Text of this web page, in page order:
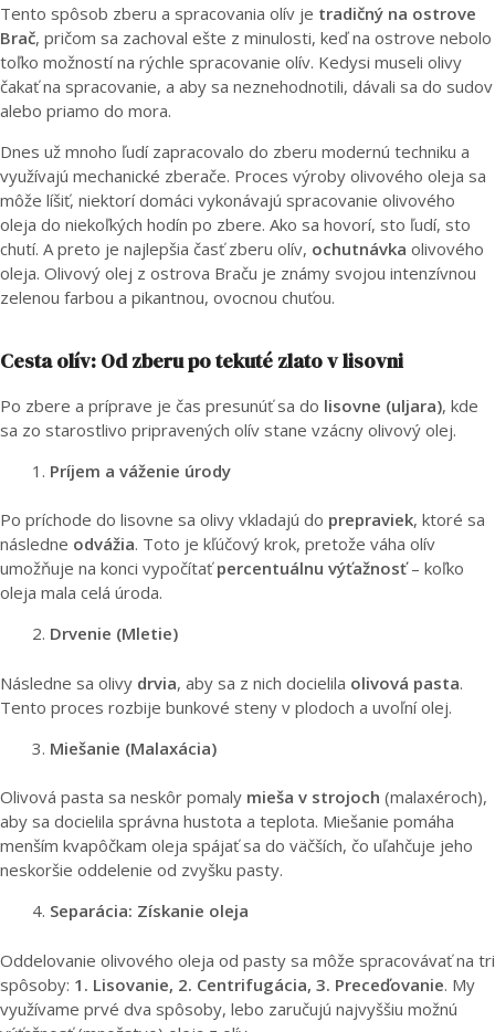
Tento spôsob zberu a spracovania olív je tradičný na ostrove
Brač, pričom sa zachoval ešte z minulosti, keď na ostrove nebolo
toľko možností na rýchle spracovanie olív. Kedysi museli olivy
čakať na spracovanie, a aby sa neznehodnotili, dávali sa do sudov
alebo priamo do mora.
Dnes už mnoho ľudí zapracovalo do zberu modernú techniku a
využívajú mechanické zberače. Proces výroby olivového oleja sa
môže líšiť, niektorí domáci vykonávajú spracovanie olivového
oleja do niekoľkých hodín po zbere. Ako sa hovorí, sto ľudí, sto
chutí. A preto je najlepšia časť zberu olív, ochutnávka olivového
oleja. Olivový olej z ostrova Braču je známy svojou intenzívnou
zelenou farbou a pikantnou, ovocnou chuťou.
Cesta olív: Od zberu po tekuté zlato v lisovni
Po zbere a príprave je čas presunúť sa do lisovne (uljara), kde
sa zo starostlivo pripravených olív stane vzácny olivový olej.
Príjem a váženie úrody
Po príchode do lisovne sa olivy vkladajú do prepraviek, ktoré sa
následne odvážia. Toto je kľúčový krok, pretože váha olív
umožňuje na konci vypočítaťpercentuálnu výťažnosť– koľko
oleja mala celá úroda.
Drvenie (Mletie)
Následne sa olivy drvia, aby sa z nich docielila olivová pasta.
Tento proces rozbije bunkové steny v plodoch a uvoľní olej.
Miešanie (Malaxácia)
Olivová pasta sa neskôr pomaly mieša v strojoch (malaxéroch),
aby sa docielila správna hustota a teplota. Miešanie pomáha
menším kvapôčkam oleja spájať sa do väčších, čo uľahčuje jeho
neskoršie oddelenie od zvyšku pasty.
Separácia: Získanie oleja
Oddelovanie olivového oleja od pasty sa môže spracovávať na tri
spôsoby: 1. Lisovanie, 2. Centrifugácia, 3. Preceďovanie. My
využívame prvé dva spôsoby, lebo zaručujú najvyššiu možnú